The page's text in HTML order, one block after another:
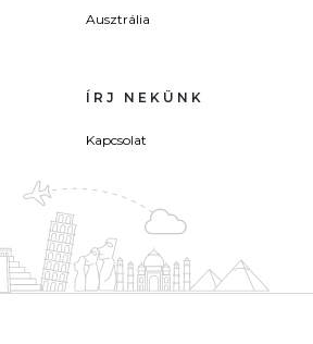
Ausztrália
ÍRJ NEKÜNK
Kapcsolat